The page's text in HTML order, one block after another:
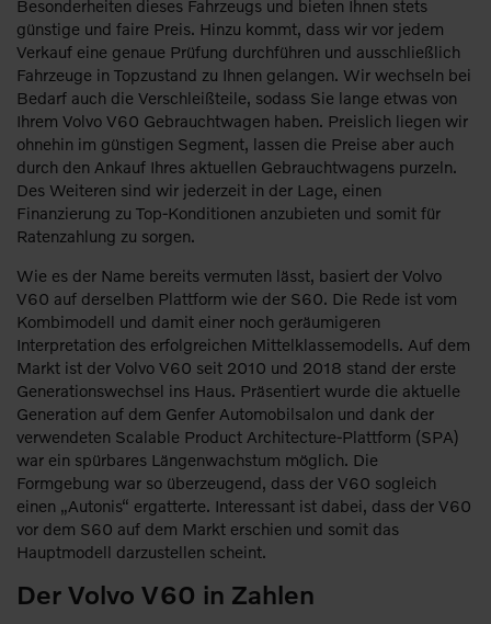
Besonderheiten dieses Fahrzeugs und bieten Ihnen stets
günstige und faire Preis. Hinzu kommt, dass wir vor jedem
Verkauf eine genaue Prüfung durchführen und ausschließlich
Fahrzeuge in Topzustand zu Ihnen gelangen. Wir wechseln bei
Bedarf auch die Verschleißteile, sodass Sie lange etwas von
Ihrem Volvo V60 Gebrauchtwagen haben. Preislich liegen wir
ohnehin im günstigen Segment, lassen die Preise aber auch
durch den Ankauf Ihres aktuellen Gebrauchtwagens purzeln.
Des Weiteren sind wir jederzeit in der Lage, einen
Finanzierung zu Top-Konditionen anzubieten und somit für
Ratenzahlung zu sorgen.
Wie es der Name bereits vermuten lässt, basiert der Volvo
V60 auf derselben Plattform wie der S60. Die Rede ist vom
Kombimodell und damit einer noch geräumigeren
Interpretation des erfolgreichen Mittelklassemodells. Auf dem
Markt ist der Volvo V60 seit 2010 und 2018 stand der erste
Generationswechsel ins Haus. Präsentiert wurde die aktuelle
Generation auf dem Genfer Automobilsalon und dank der
verwendeten Scalable Product Architecture-Plattform (SPA)
war ein spürbares Längenwachstum möglich. Die
Formgebung war so überzeugend, dass der V60 sogleich
einen „Autonis“ ergatterte. Interessant ist dabei, dass der V60
vor dem S60 auf dem Markt erschien und somit das
Hauptmodell darzustellen scheint.
Der Volvo V60 in Zahlen